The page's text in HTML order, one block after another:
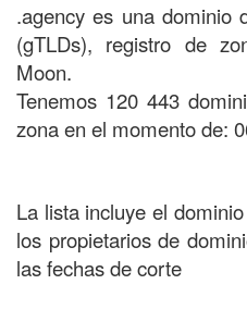
.agency es una dominio
(gTLDs), registro de
Moon.
Tenemos 120 443
zona en el momento de:
La lista incluye el
los propietarios de
las fechas de corte